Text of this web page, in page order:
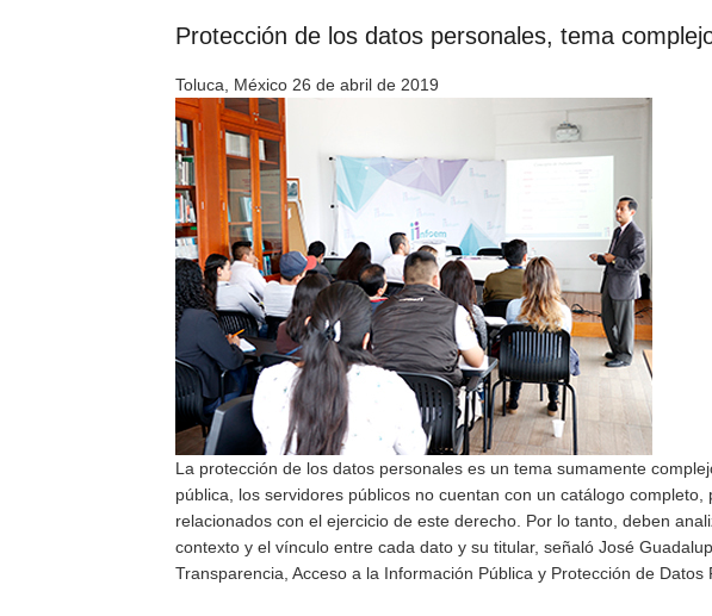
Protección de los datos personales, tema
Toluca, México 26 de abril de 2019
La protección de los datos personales es un tema sumamente
pública, los servidores públicos no cuentan con un catálogo
relacionados con el ejercicio de este derecho. Por lo tanto, deben
contexto y el vínculo entre cada dato y su titular, señaló José
Transparencia, Acceso a la Información Pública y Protección de